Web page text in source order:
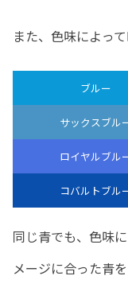
また、色味によっ
ブルー
サックスブル
ロイヤルブル
コバルトブル
同じ青でも、色味
メージに合った青